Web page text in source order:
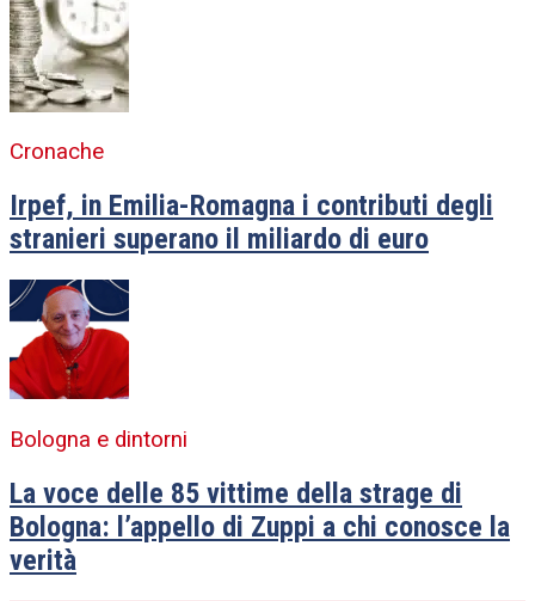
Cronache
Irpef, in Emilia-Romagna i contributi degli
stranieri superano il miliardo di euro
Bologna e dintorni
La voce delle 85 vittime della strage di
Bologna: l’appello di Zuppi a chi conosce la
verità